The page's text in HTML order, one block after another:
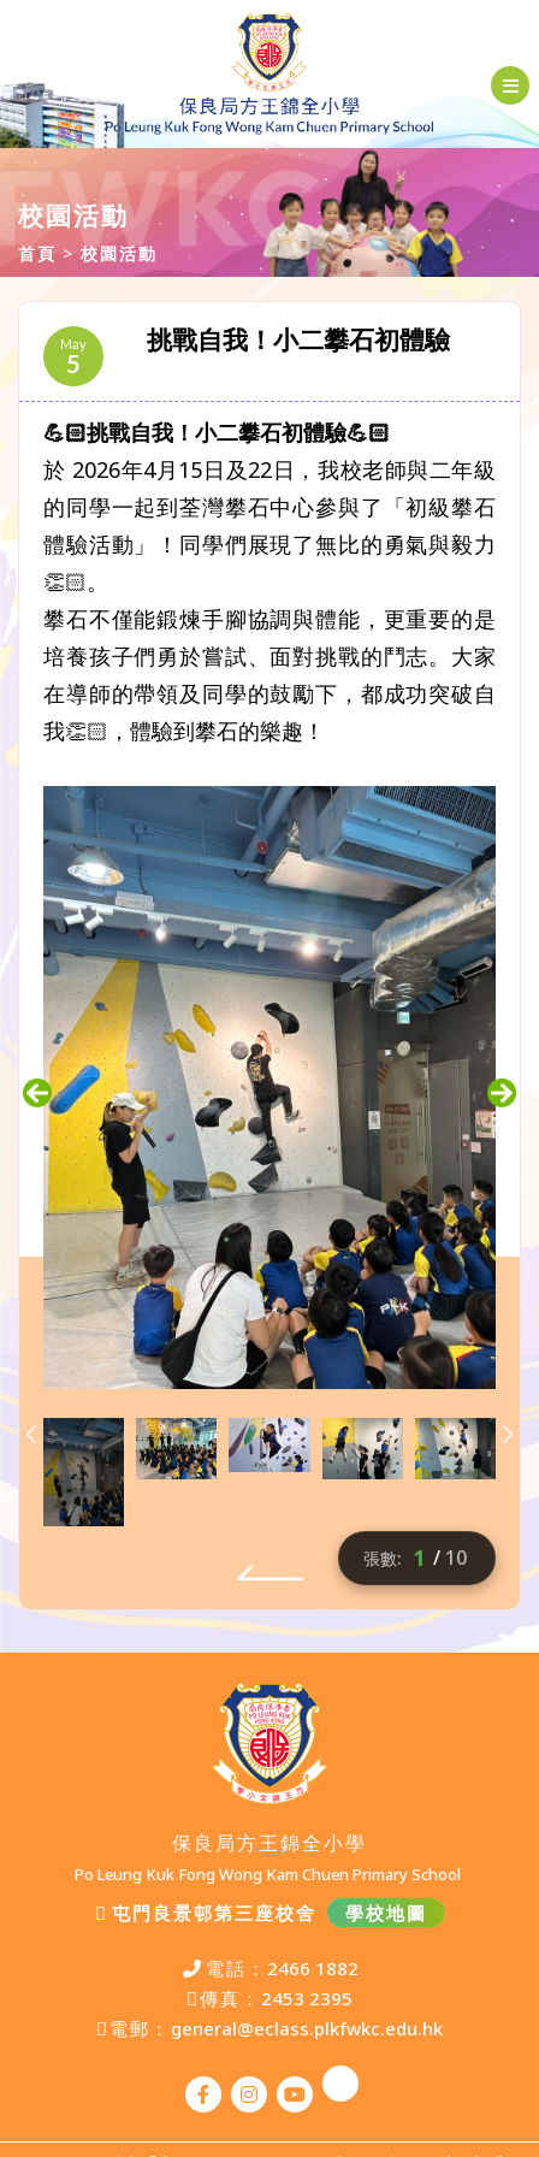
校園活動
首頁 校園活動
May
5
挑戰自我！小二攀石初體驗
💪🏻挑戰自我！小二攀石初體驗💪🏻
於 2026年4月15日及22日，我校老師與二年級
的同學一起到荃灣攀石中心參與了「初級攀石
體驗活動」！同學們展現了無比的勇氣與毅力
👏🏻。
攀石不僅能鍛煉手腳協調與體能，更重要的是
培養孩子們勇於嘗試、面對挑戰的鬥志。大家
在導師的帶領及同學的鼓勵下，都成功突破自
我👏🏻，體驗到攀石的樂趣！
2 / 10
保良局方王錦全小學
Po Leung Kuk Fong Wong Kam Chuen Primary School
屯門良景邨第三座校舍 學校地圖
電話： 2466 1882
傳真： 2453 2395
電郵： general@eclass.plkfwkc.edu.hk